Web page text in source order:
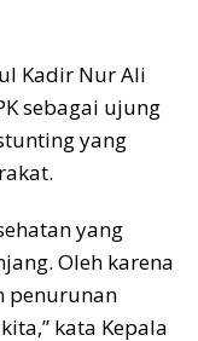
Kadir Nur Ali
sebagai ujung
yang
yang
Oleh karena
penurunan
kata Kepala